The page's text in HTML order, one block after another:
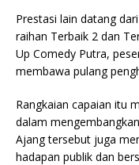
Prestasi lain datang
raihan Terbaik 2 dan
Up Comedy Putra,
membawa pulang
Rangkaian capaian itu
dalam
Ajang tersebut juga
hadapan publik dan